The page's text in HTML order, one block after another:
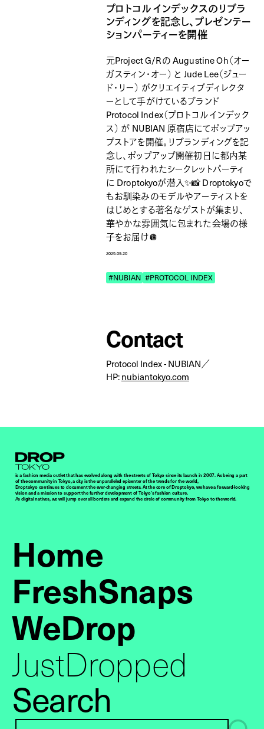
プロトコル インデックスのリブラ
ンディングを記念し、プレゼンテー
ションパーティーを開催
元Project G/Rの Augustine Oh（オー
ガスティン・オー） と Jude Lee（ジュー
ド・リー） がクリエイティブディレクタ
ーとして手がけているブランド
Protocol Index（プロトコル インデック
ス） が NUBIAN 原宿店にてポップアッ
プストアを開催。リブランディングを記
念し、ポップアップ開催初日に都内某
所にて行われたシークレットパーティ
に Droptokyoが潜入✨📸 Droptokyoで
もお馴染みのモデルやアーティストを
はじめとする著名なゲストが集まり、
華やかな雰囲気に包まれた会場の様
子をお届け🪩
2025.09.20
#NUBIAN #PROTOCOL INDEX
Contact
Protocol Index - NUBIAN／
HP: nubiantokyo.com
Droptokyo
is a fashion media outlet that has evolved along with the streets of Tokyo since its launch in 2007. As being a part
of the community in Tokyo, a city is the unparalleled epicenter of the trends for the world,
Droptokyo continues to document the ever-changing streets. At the core of Droptokyo, we have a forward-looking
vision and a mission to support the further development of Tokyo’s fashion culture.
As digital natives, we will jump over all borders and expand the circle of community from Tokyo to the world.
Home
FreshSnaps
WeDrop
JustDropped
Search